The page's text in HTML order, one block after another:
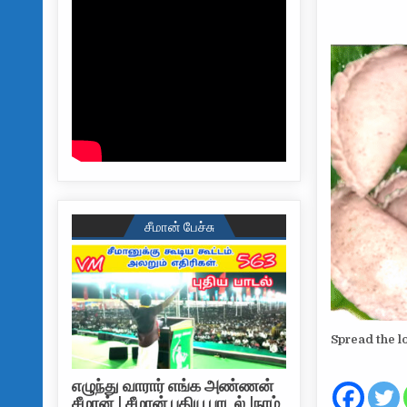
Spread the
சீமான் பேச்சு
எழுந்து வாரார் எங்க அண்ணன்
சீமான் | சீமான் புதிய பாடல் |நாம்